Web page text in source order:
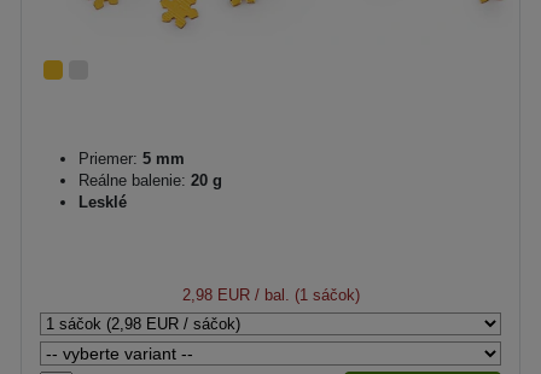
Priemer: 5 mm
Reálne balenie: 20 g
Lesklé
2,98 EUR/ bal. (1 sáčok)